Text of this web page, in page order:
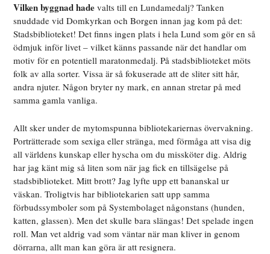
Vilken byggnad hade valts till en Lundamedalj? Tanken
snuddade vid Domkyrkan och Borgen innan jag kom på det:
Stadsbiblioteket! Det finns ingen plats i hela Lund som gör en så
ödmjuk inför livet – vilket känns passande när det handlar om
motiv för en potentiell maratonmedalj. På stadsbiblioteket möts
folk av alla sorter. Vissa är så fokuserade att de sliter sitt hår,
andra njuter. Någon bryter ny mark, en annan stretar på med
samma gamla vanliga.
Allt sker under de mytomspunna bibliotekariernas övervakning.
Porträtterade som sexiga eller stränga, med förmåga att visa dig
all världens kunskap eller hyscha om du missköter dig. Aldrig
har jag känt mig så liten som när jag fick en tillsägelse på
stadsbiblioteket. Mitt brott? Jag lyfte upp ett bananskal ur
väskan. Troligtvis har bibliotekarien satt upp samma
förbudssymboler som på Systembolaget någonstans (hunden,
katten, glassen). Men det skulle bara slängas! Det spelade ingen
roll. Man vet aldrig vad som väntar när man kliver in genom
dörrarna, allt man kan göra är att resignera.